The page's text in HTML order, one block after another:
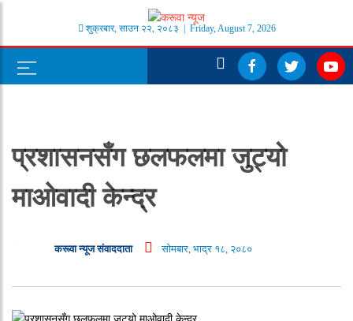
शुक्रबार, साउन २२ २०८३ | Friday, August 7, 2026
प्रशासनसँग छलफलमा जुट्यो
माओवादी केन्द्र
करूवा न्यूज संवाददाता सोमबार, भाद्र १८, २०८०